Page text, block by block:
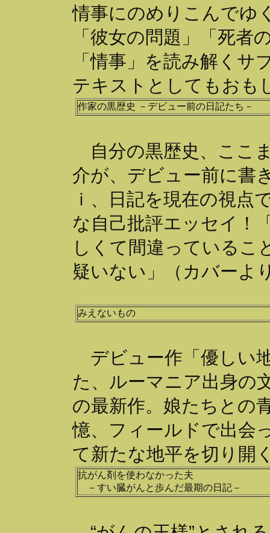
情事にのめりこんでゆ
「彼女の問題」「死者
「情事」を読み解くサ
テキストとしてもおも
作家の黒歴史 －デビュー前の日記たち－
自分の黒歴史、ここ
介が、デビュー前に書
ｉ、日記を現在の視点
な自己批評エッセイ！
しくて間違っているこ
疑いない」（カバーよ
みえないもの
デビュー作「優しい
た、ルーマニア出身の
の最新作。娘たちとの
憶、フィールドで出会
て新たな地平を切り開
抗がん剤を使わなかった夫
－すい臓がんと歩んだ最期の日記－